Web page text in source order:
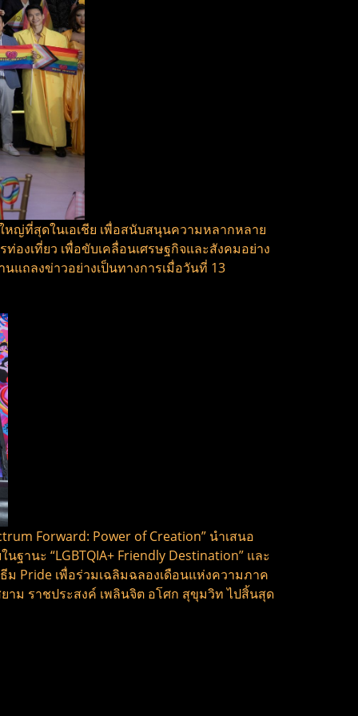
ใหญ่ที่สุดในเอเชีย เพื่อสนับสนุนความหลากหลาย
องเที่ยว เพื่อขับเคลื่อนเศรษฐกิจและสังคมอย่าง
แถลงข่าวอย่างเป็นทางการเมื่อวันที่ 13
Forward: Power of Creation” นำเสนอ
านะ “LGBTQIA+ Friendly Destination” และ
ม Pride เพื่อร่วมเฉลิมฉลองเดือนแห่งความภาค
ม ราชประสงค์ เพลินจิต อโศก สุขุมวิท ไปสิ้นสุด